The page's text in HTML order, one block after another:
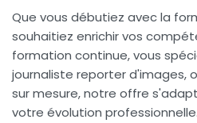
Que vous débutiez avec la
souhaitiez enrichir vos
formation continue, vous
journaliste reporter d'images,
sur mesure, notre offre
votre évolution professionnelle.